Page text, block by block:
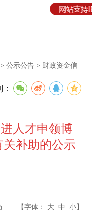
> 公示公告 > 财政资金信
人才申领博
关补助的公示
【字体： 大 中 小】